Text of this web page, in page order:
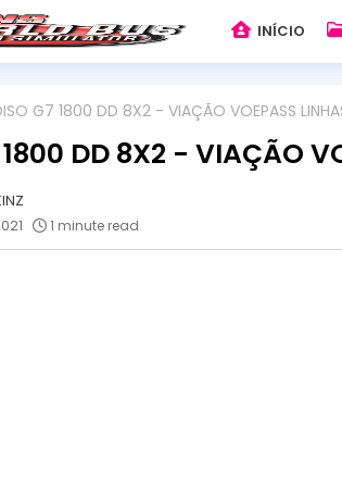
INÍCIO
G7 1800 DD 8X2 - VIAÇÃO VOEPASS
DD 8X2 - VIAÇÃO
1 minute read